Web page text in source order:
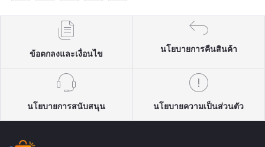
ข้อตกลงและเงื่อนไข
นโยบายการคืนสินค้า
นโยบายการสนับสนุน นโยบายความเป็นส่วนตัว